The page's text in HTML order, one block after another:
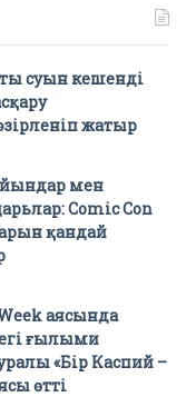
суын кешенді
жатыр
мен
Comic Con
қандай
аясында
ғылыми
«Бір Каспий –
өтті